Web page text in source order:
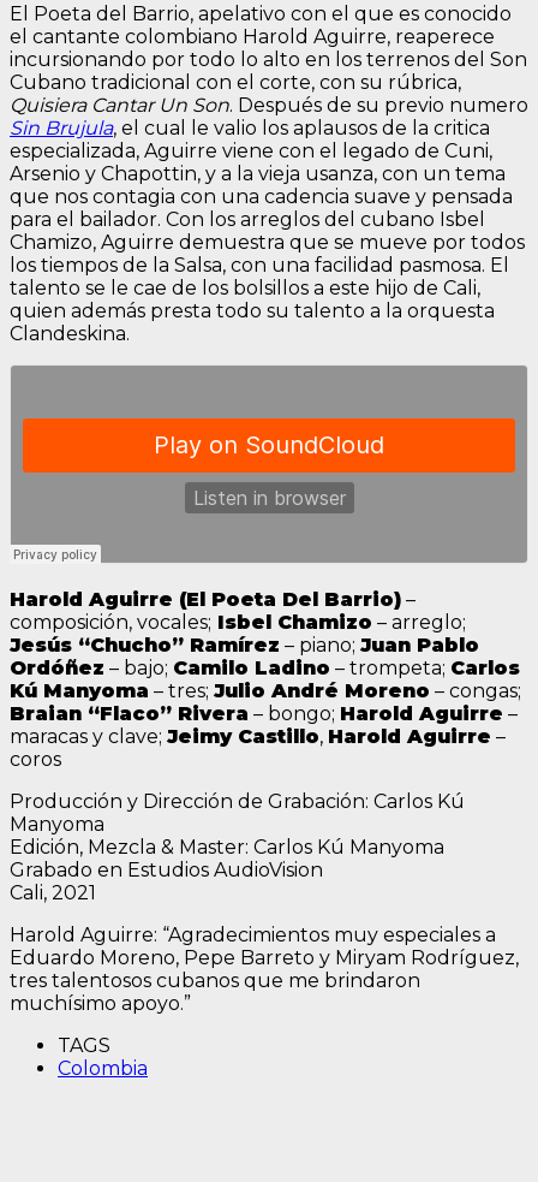
El Poeta del Barrio, apelativo con el que es conocido
el cantante colombiano Harold Aguirre, reaperece
incursionando por todo lo alto en los terrenos del Son
Cubano tradicional con el corte, con su rúbrica,
Quisiera Cantar Un Son. Después de su previo numero
Sin Brujula, el cual le valio los aplausos de la critica
especializada, Aguirre viene con el legado de Cuni,
Arsenio y Chapottin, y a la vieja usanza, con un tema
que nos contagia con una cadencia suave y pensada
para el bailador. Con los arreglos del cubano Isbel
Chamizo, Aguirre demuestra que se mueve por todos
los tiempos de la Salsa, con una facilidad pasmosa. El
talento se le cae de los bolsillos a este hijo de Cali,
quien además presta todo su talento a la orquesta
Clandeskina.
Harold Aguirre (El Poeta Del Barrio) –
composición, vocales; Isbel Chamizo – arreglo;
Jesús “Chucho” Ramírez – piano; Juan Pablo
Ordóñez – bajo; Camilo Ladino – trompeta; Carlos
Kú Manyoma – tres; Julio André Moreno – congas;
Braian “Flaco” Rivera – bongo; Harold Aguirre –
maracas y clave; Jeimy Castillo, Harold Aguirre –
coros
Producción y Dirección de Grabación: Carlos Kú
Manyoma
Edición, Mezcla & Master: Carlos Kú Manyoma
Grabado en Estudios AudioVision
Cali, 2021
Harold Aguirre: “Agradecimientos muy especiales a
Eduardo Moreno, Pepe Barreto y Miryam Rodríguez,
tres talentosos cubanos que me brindaron
muchísimo apoyo.”
TAGS
Colombia